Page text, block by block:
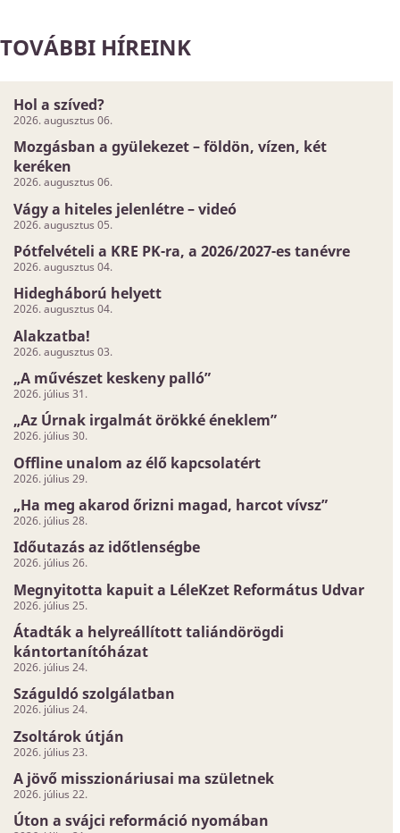
TOVÁBBI HÍREINK
Hol a szíved?
2026. augusztus 06.
Mozgásban a gyülekezet – földön, vízen, két
keréken
2026. augusztus 06.
Vágy a hiteles jelenlétre – videó
2026. augusztus 05.
Pótfelvételi a KRE PK-ra, a 2026/2027-es tanévre
2026. augusztus 04.
Hidegháború helyett
2026. augusztus 04.
Alakzatba!
2026. augusztus 03.
„A művészet keskeny palló”
2026. július 31.
„Az Úrnak irgalmát örökké éneklem”
2026. július 30.
Offline unalom az élő kapcsolatért
2026. július 29.
„Ha meg akarod őrizni magad, harcot vívsz”
2026. július 28.
Időutazás az időtlenségbe
2026. július 26.
Megnyitotta kapuit a LéleKzet Református Udvar
2026. július 25.
Átadták a helyreállított taliándörögdi
kántortanítóházat
2026. július 24.
Száguldó szolgálatban
2026. július 24.
Zsoltárok útján
2026. július 23.
A jövő misszionáriusai ma születnek
2026. július 22.
Úton a svájci reformáció nyomában